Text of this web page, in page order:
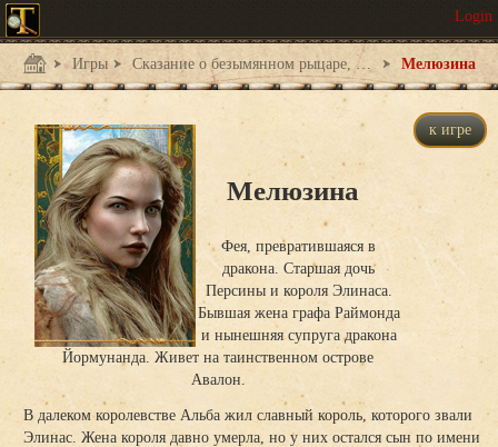
Игры Сказание о безымянном рыцаре, о странствиях, печалях и любви - 1 Мелюзина
к игре
Мелюзина
Фея, превратившаяся в
дракона. Старшая дочь
Персины и короля Элинаса.
Бывшая жена графа Раймонда
и нынешняя супруга дракона
Йормунанда. Живет на таинственном острове
Авалон.
В далеком королевстве Альба жил славный король, которого звали
Элинас. Жена короля давно умерла, но у них остался сын по имени